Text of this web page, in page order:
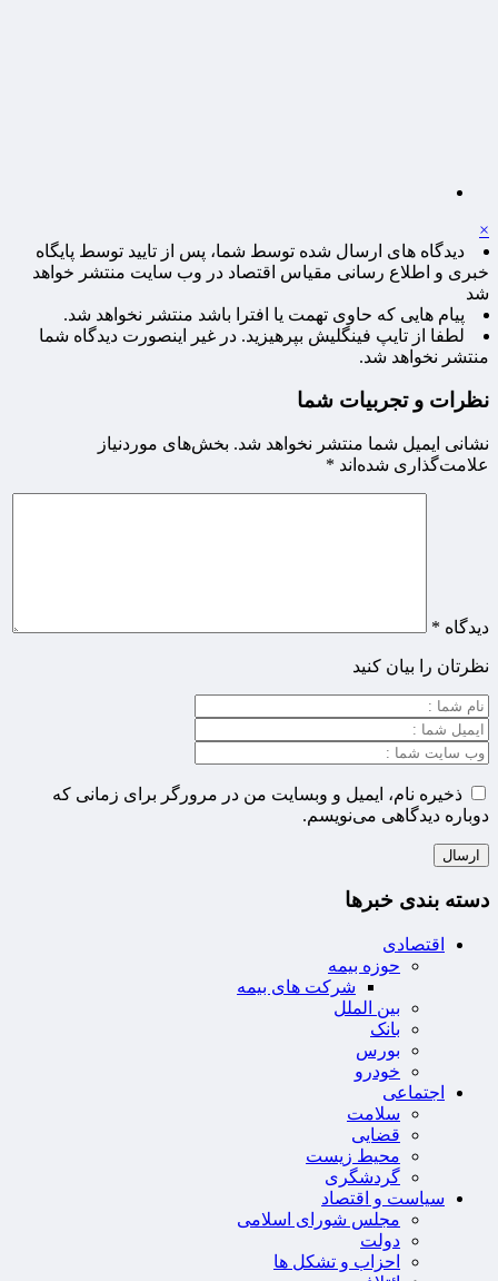
×
دیدگاه های ارسال شده توسط شما، پس از تایید توسط پایگاه
خبری و اطلاع رسانی مقیاس اقتصاد در وب سایت منتشر خواهد
شد
پیام هایی که حاوی تهمت یا افترا باشد منتشر نخواهد شد.
لطفا از تایپ فینگلیش بپرهیزید. در غیر اینصورت دیدگاه شما
منتشر نخواهد شد.
نظرات و تجربیات شما
نشانی ایمیل شما منتشر نخواهد شد. بخش‌های موردنیاز
علامت‌گذاری شده‌اند *
دیدگاه *
نظرتان را بیان کنید
ذخیره نام، ایمیل و وبسایت من در مرورگر برای زمانی که
دوباره دیدگاهی می‌نویسم.
دسته بندی خبرها
اقتصادی
حوزه بیمه
شرکت های بیمه
بین الملل
بانک
بورس
خودرو
اجتماعی
سلامت
قضایی
محیط زیست
گردشگری
سیاست و اقتصاد
مجلس شورای اسلامی
دولت
احزاب و تشکل ها